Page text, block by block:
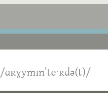
/ɑʀɣymɪnˈteˑʀdə(t)/